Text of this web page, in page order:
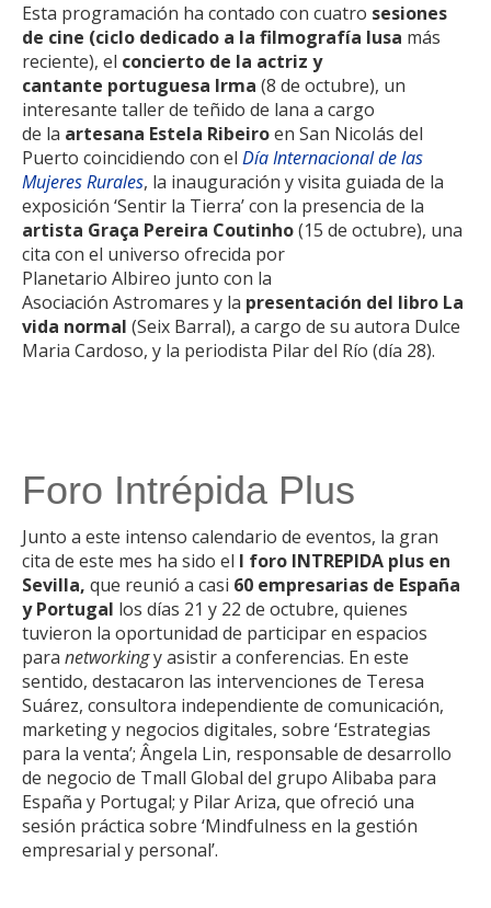
Esta programación ha contado con cuatro sesiones
de cine (ciclo dedicado a la filmografía lusa más
reciente), el concierto de la actriz y
cantante portuguesa Irma (8 de octubre), un
interesante taller de teñido de lana a cargo
de la artesana Estela Ribeiroen San Nicolás del
Puerto coincidiendo con el Día Internacional de las
Mujeres Rurales, la inauguración y visita guiada de la
exposición ‘Sentir la Tierra’ con la presencia de la
artista Graça Pereira Coutinho(15 de octubre), una
cita con el universo ofrecida por
Planetario Albireo junto con la
Asociación Astromares y la presentación del libro La
vida normal (Seix Barral), a cargo de su autora Dulce
Maria Cardoso, y la periodista Pilar del Río (día 28).
Foro Intrépida Plus
Junto a este intenso calendario de eventos, la gran
cita de este mes ha sido el I foro INTREPIDA plus en
Sevilla, que reunió a casi 60 empresarias de España
y Portugal los días 21 y 22 de octubre, quienes
tuvieron la oportunidad de participar en espacios
para networkingy asistir a conferencias. En este
sentido, destacaron las intervenciones de Teresa
Suárez, consultora independiente de comunicación,
marketing y negocios digitales, sobre ‘Estrategias
para la venta’; Ângela Lin, responsable de desarrollo
de negocio de Tmall Global del grupo Alibaba para
España y Portugal; y Pilar Ariza, que ofreció una
sesión práctica sobre ‘Mindfulness en la gestión
empresarial y personal’.